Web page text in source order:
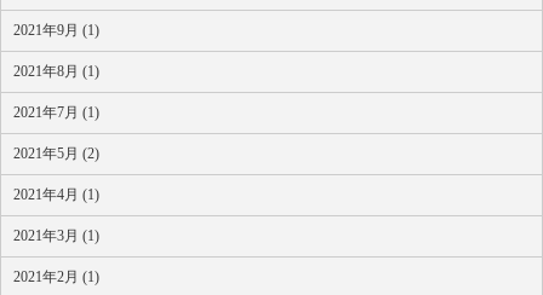
2021年9月 (1)
2021年8月 (1)
2021年7月 (1)
2021年5月 (2)
2021年4月 (1)
2021年3月 (1)
2021年2月 (1)